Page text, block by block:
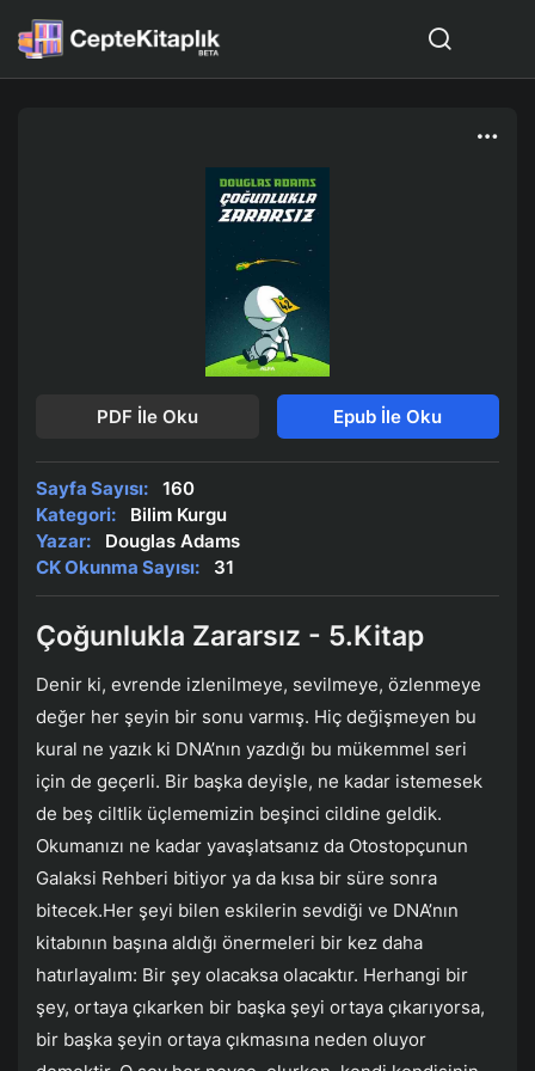
PDF İle Oku Epub İle Oku
Sayfa Sayısı:
160
Kategori:
Bilim Kurgu
Yazar:
Douglas Adams
CK Okunma Sayısı:
31
Çoğunlukla Zararsız - 5.Kitap
Denir ki, evrende izlenilmeye, sevilmeye, özlenmeye
değer her şeyin bir sonu varmış. Hiç değişmeyen bu
kural ne yazık ki DNA’nın yazdığı bu mükemmel seri
için de geçerli. Bir başka deyişle, ne kadar istemesek
de beş ciltlik üçlememizin beşinci cildine geldik.
Okumanızı ne kadar yavaşlatsanız da Otostopçunun
Galaksi Rehberi bitiyor ya da kısa bir süre sonra
bitecek.Her şeyi bilen eskilerin sevdiği ve DNA’nın
kitabının başına aldığı önermeleri bir kez daha
hatırlayalım: Bir şey olacaksa olacaktır. Herhangi bir
şey, ortaya çıkarken bir başka şeyi ortaya çıkarıyorsa,
bir başka şeyin ortaya çıkmasına neden oluyor